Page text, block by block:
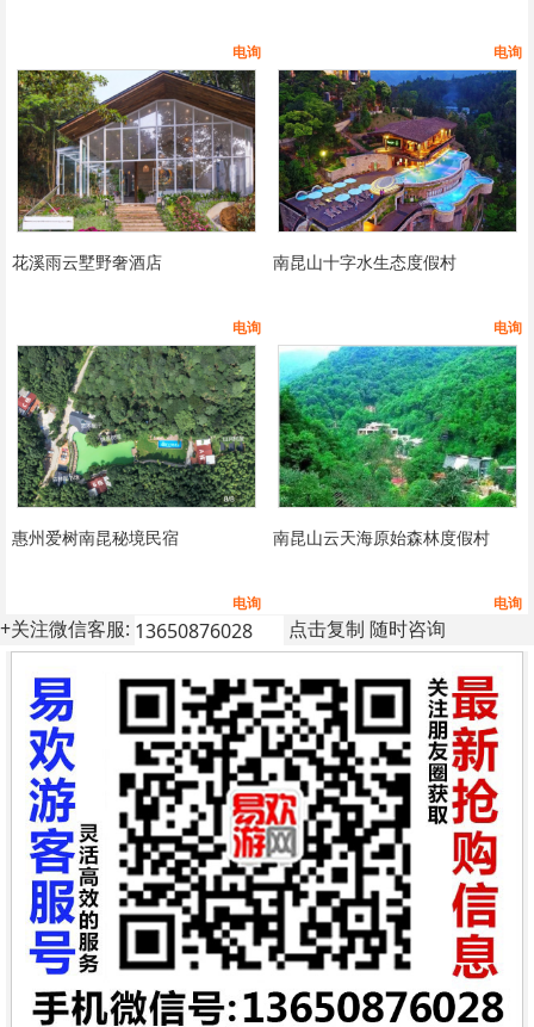
电询 电询
花溪雨云墅野奢酒店
电询
南昆山十字水生态度假村
电询
惠州爱树南昆秘境民宿
电询
南昆山云天海原始森林度假村
电询
+关注微信客服: 点击复制 随时咨询